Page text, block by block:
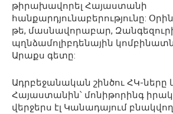
թիրախավորել Հայաստանի
հանքարդյունաբերությունը:
թե, մասնավորաբար,
պղնձամոլիբդենային
Արաքս գետը:
Ադրբեջանական շինծու ՀԿ-ները
Հայաստանին՝ մոնիթորինգ
վերջերս էլ Կանադայում